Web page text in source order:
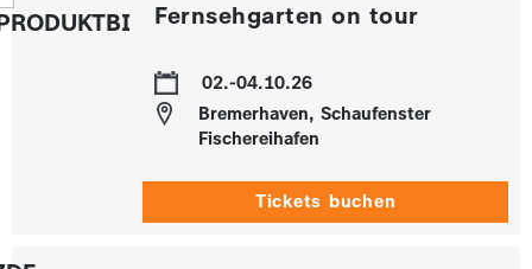
Fernsehgarten on tour
02.-04.10.26
Bremerhaven, Schaufenster
Fischereihafen
Tickets buchen